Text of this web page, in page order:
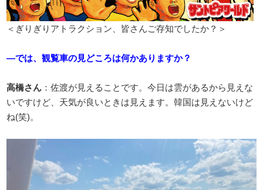
＜ぎりぎりアトラクション、皆さんご存知でしたか？＞
―では、観覧車の見どころは何かありますか？
高橋さん ：佐渡が見えることです。今日は雲があるから見えな
いですけど、天気が良いときは見えます。韓国は見えないけど
ね(笑)。